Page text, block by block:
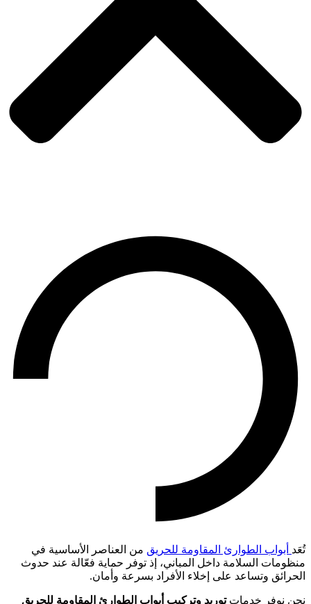
تُعَد أبواب الطوارئ المقاومة للحريق من العناصر الأساسية في
منظومات السلامة داخل المباني، إذ توفر حماية فعّالة عند حدوث
الحرائق وتساعد على إخلاء الأفراد بسرعة وأمان.
نحن نوفر خدماتتوريد وتركيب أبواب الطوارئ المقاومة للحريق